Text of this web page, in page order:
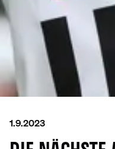
1.9.2023